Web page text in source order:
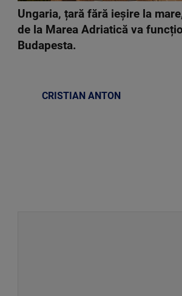
Ungaria, țară fără ieșire la
de la Marea Adriatică va
Budapesta.
CRISTIAN ANTON